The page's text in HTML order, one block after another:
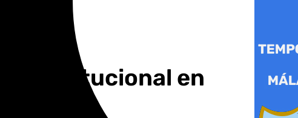
institucional en